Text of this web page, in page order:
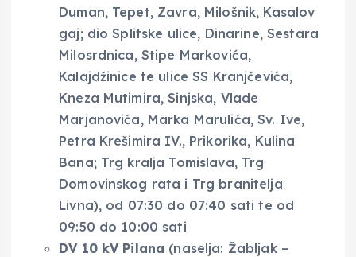
Duman, Tepet, Zavra, Milošnik, Kasalov
gaj; dio Splitske ulice, Dinarine, Sestara
Milosrdnica, Stipe Markovića,
Kalajdžinice te ulice SS Kranjčevića,
Kneza Mutimira, Sinjska, Vlade
Marjanovića, Marka Marulića, Sv. Ive,
Petra Krešimira IV., Prikorika, Kulina
Bana; Trg kralja Tomislava, Trg
Domovinskog rata i Trg branitelja
Livna), od 07:30 do 07:40 sati te od
09:50 do 10:00 sati
DV 10 kV Pilana (naselja: Žabljak –